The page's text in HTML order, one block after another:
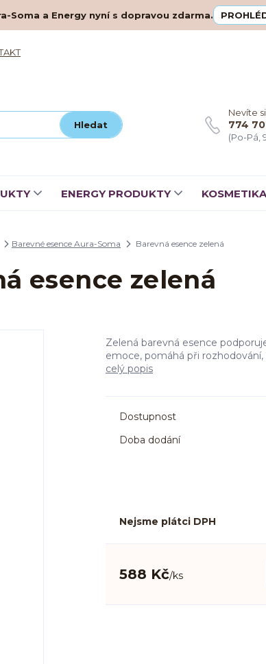
Soma a Energy nyní s dopravou zdarma.
Hledat
Nevíte
774
(Po-Pá,
ENERGY PRODUKTY
Barevné esence Aura-Soma Barevná esence zelená
esence zelená
Zelená barevná esence
emoce, pomáhá při
celý popis
Dostupnost
Doba dodání
Nejsme plátci DPH
588 Kč/ks